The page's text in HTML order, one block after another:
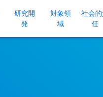
研究開
発
対象領
域
社会
任